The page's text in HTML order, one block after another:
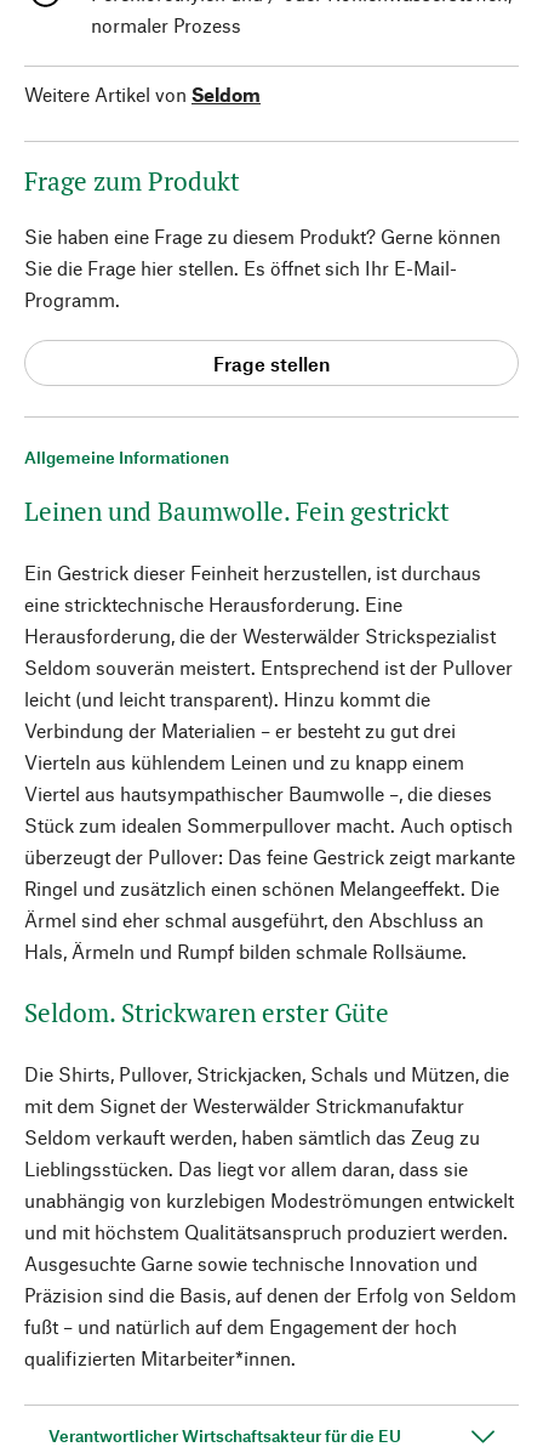
Allgemeine Informationen
Leinen und Baumwolle. Fein gestrickt
Ein Gestrick dieser Feinheit herzustellen, ist durchaus
eine stricktechnische Herausforderung. Eine
Herausforderung, die der Westerwälder Strickspezialist
Seldom souverän meistert. Entsprechend ist der Pullover
leicht (und leicht transparent). Hinzu kommt die
Verbindung der Materialien – er besteht zu gut drei
Vierteln aus kühlendem Leinen und zu knapp einem
Viertel aus hautsympathischer Baumwolle –, die dieses
Stück zum idealen Sommerpullover macht. Auch optisch
überzeugt der Pullover: Das feine Gestrick zeigt markante
Ringel und zusätzlich einen schönen Melangeeffekt. Die
Ärmel sind eher schmal ausgeführt, den Abschluss an
Hals, Ärmeln und Rumpf bilden schmale Rollsäume.
Seldom. Strickwaren erster Güte
Die Shirts, Pullover, Strickjacken, Schals und Mützen, die
mit dem Signet der Westerwälder Strickmanufaktur
Seldom verkauft werden, haben sämtlich das Zeug zu
Lieblingsstücken. Das liegt vor allem daran, dass sie
unabhängig von kurzlebigen Modeströmungen entwickelt
und mit höchstem Qualitätsanspruch produziert werden.
Ausgesuchte Garne sowie technische Innovation und
Präzision sind die Basis, auf denen der Erfolg von Seldom
fußt – und natürlich auf dem Engagement der hoch
qualifizierten Mitarbeiter*innen.
Verantwortlicher Wirtschaftsakteur für die EU
normaler Prozess
Weitere Artikel von Seldom
Frage zum Produkt
Sie haben eine Frage zu diesem Produkt? Gerne können
Sie die Frage hier stellen. Es öffnet sich Ihr E-Mail-
Programm.
Frage stellen